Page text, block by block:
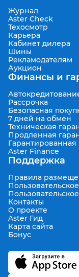
Журнал
Aster Check
Техосмотр
Карьера
Кабинет дилера
Шины
Рекламодателям
Аукцион
Финансы и
Рассрочка
Безопасная
7 дней на обмен
Техническая
Продленная
Aster Finance
Поддержка
Правила
Контакты
О проекте
Aster Гид
Карта сайта
Бонус